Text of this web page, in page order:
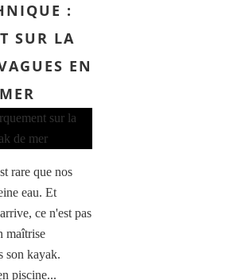
:
SUR LA
EN
rare que nos
eau. Et
ce n'est pas
maîtrise
son kayak.
piscine...